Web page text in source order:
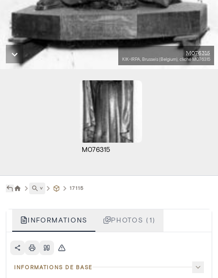
M076315
KIK-IRPA, Brussels (Belgium), cliché M076315
M076315
˅ 17115
INFORMATIONS PHOTOS (1)
INFORMATIONS DE BASE